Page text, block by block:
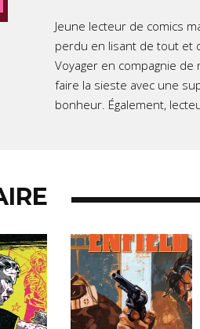
Jeune lecteur de comics
perdu en lisant de tout et
Voyager en compagnie
faire la sieste avec une
bonheur. Également,